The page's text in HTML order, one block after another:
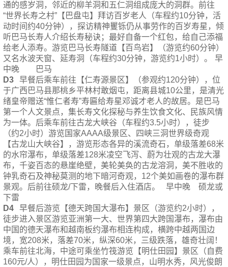
通的感岁洞，邻近的柳羊洞和五仁洞组成庞大的洞群。前往
“世界长寿之村”【巴盘屯】拜访百岁老人（车程约10分钟，活
动时间约40分钟），探访精神矍铄仍从事劳作的百岁寿星，倾
听巴马长寿人介绍长寿秘诀；最好自备一个红包，给自己添福
给老人添寿。游览巴马长寿隧道【百鸟岩】（游览约60分钟）
又名水波天窗、延寿洞（车程约30分钟，游览约1小时）。
早
中晚
巴马
D3
早餐后乘车前往【仁寿源景区】（参观约120分钟），位
于广西巴马县那桃乡平林村敢烟屯，距离县城10公里，是清光
绪皇帝赠送“惟仁者寿”寿匾给寿星邓诚才老人的故居。是巴马
第一个人文景点，集长寿文化探秘与养生饮食文化、民族风情
为一体。后乘车前往古龙大峡谷（车程约3.5小时），徒步
（约2小时）游览国家AAAA级景区、四峡三洞世界级奇观
【古龙山大峡谷】，游览形态各异的溪流奇石，单级落差68米
的水帘瀑布，单级落差128米凌空飞泻、蔚为壮观的古龙大瀑
布，千姿百态的悬崖绝壁，美轮美奂的古龙溶洞，美不胜收的
钟乳奇石及神秘莫测的地下暗河奇观，12个美如画卷的瀑布群
景观。后前往硕龙/下雷，晚餐后入住酒店。
早中晚
硕龙或
下雷
D4
早餐后游览【德天跨国大瀑布】景区（游览约2小时），
徒步进入景区游览亚洲第一大、世界第四大跨国瀑布，瀑布由
中国的德天瀑布和越南板约瀑布相连构成，横跨中越两国边
境，宽208米，落差70米，纵深60米，三级跌落，雄奇壮阔！
乘车前往北海，中途可乘坐竹筏游览【明仕田园】景区（自费
160元/人），明仕田园为国家一级景点，山明水秀，风光俊朗